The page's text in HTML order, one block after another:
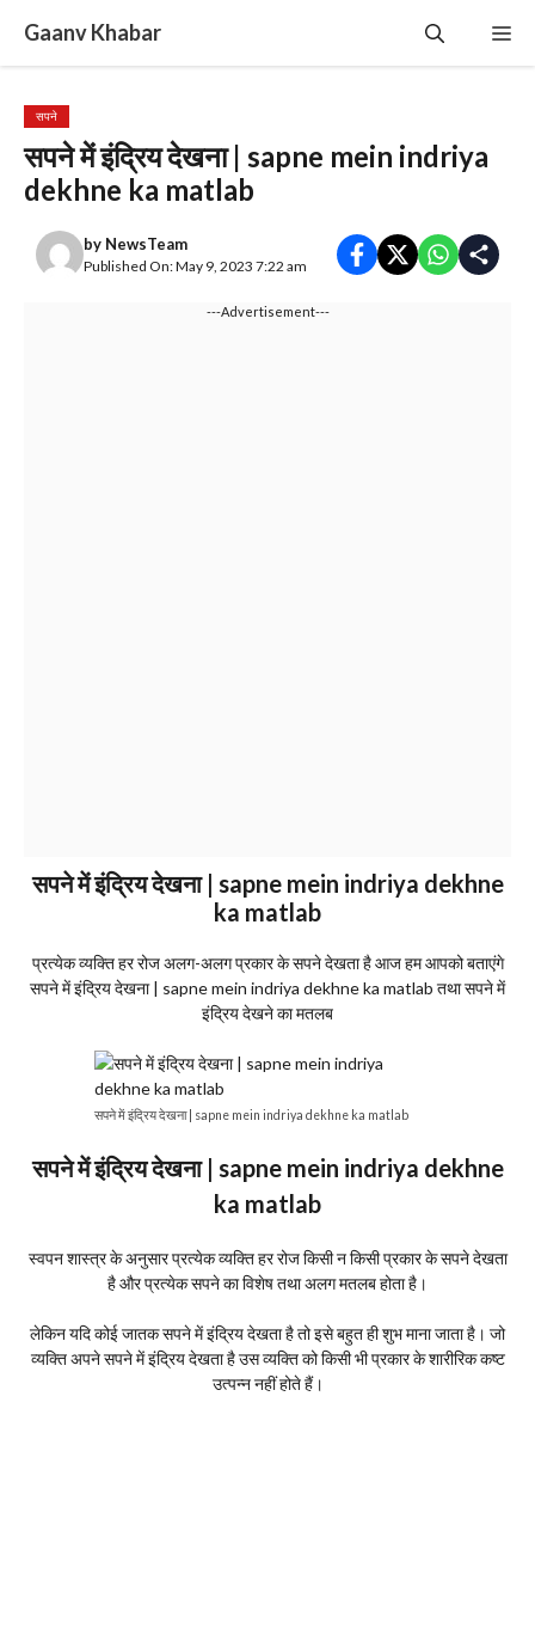
content
Gaanv Khabar
सपने
सपने में इंद्रिय देखना | sapne mein indriya
dekhne ka matlab
by NewsTeam
Published On: May 9, 2023 7:22 am
---Advertisement---
सपने में इंद्रिय देखना | sapne mein indriya dekhne
ka matlab
प्रत्येक व्यक्ति हर रोज अलग-अलग प्रकार के सपने देखता है आज हम आपको बताएंगे
सपने में इंद्रिय देखना | sapne mein indriya dekhne ka matlab तथा सपने में
इंद्रिय देखने का मतलब
सपने में इंद्रिय देखना | sapne mein indriya dekhne ka matlab
सपने में इंद्रिय देखना | sapne mein indriya dekhne
ka matlab
स्वपन शास्त्र के अनुसार प्रत्येक व्यक्ति हर रोज किसी न किसी प्रकार के सपने देखता
है और प्रत्येक सपने का विशेष तथा अलग मतलब होता है।
लेकिन यदि कोई जातक सपने में इंद्रिय देखता है तो इसे बहुत ही शुभ माना जाता है। जो
व्यक्ति अपने सपने में इंद्रिय देखता है उस व्यक्ति को किसी भी प्रकार के शारीरिक कष्ट
उत्पन्न नहीं होते हैं।